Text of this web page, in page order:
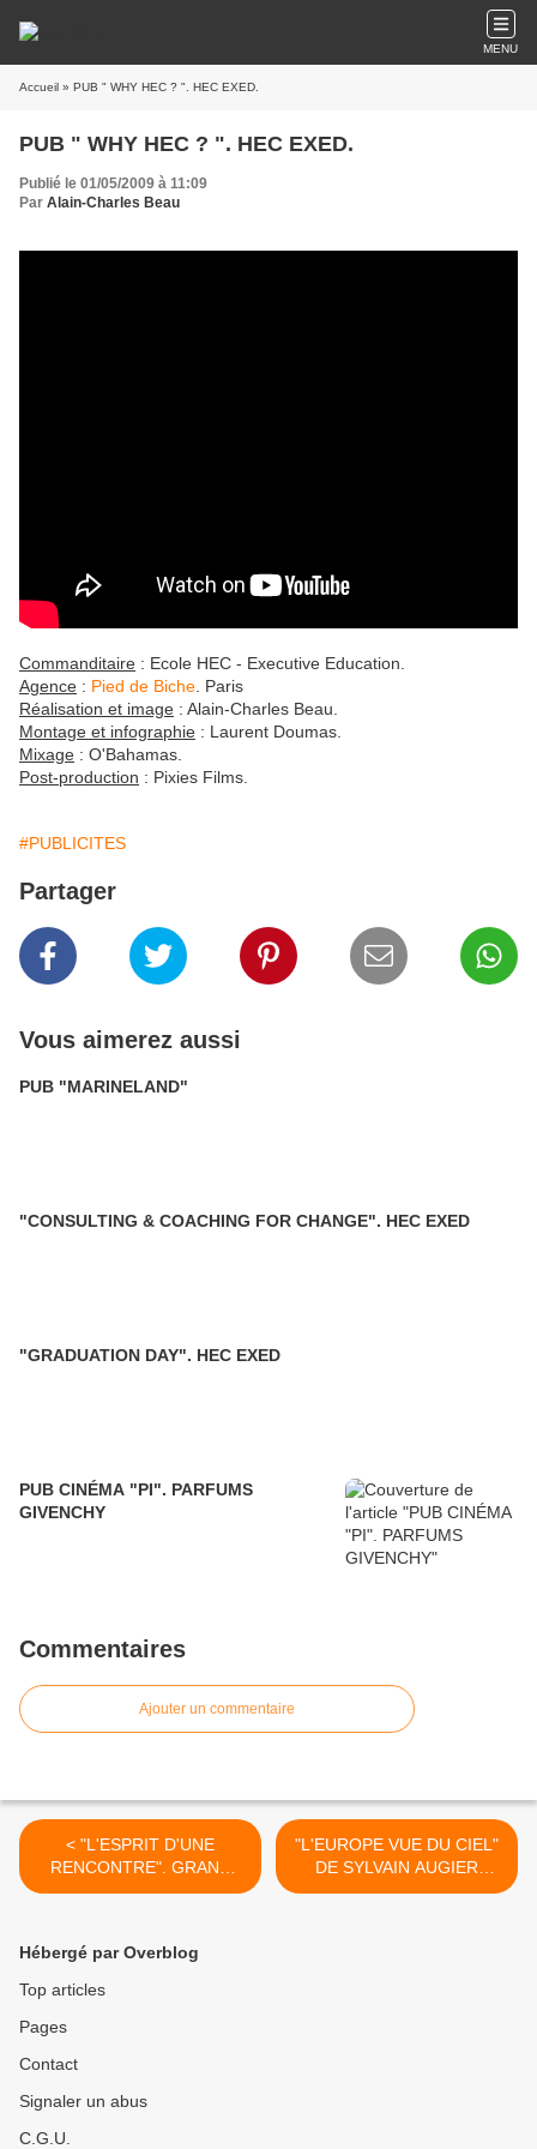
MENU
Accueil » PUB " WHY HEC ? ". HEC EXED.
PUB " WHY HEC ? ". HEC EXED.
Publié le 01/05/2009 à 11:09
Par Alain-Charles Beau
Commanditaire : Ecole HEC - Executive Education.
Agence : Pied de Biche . Paris
Réalisation et image : Alain-Charles Beau.
Montage et infographie : Laurent Doumas.
Mixage : O'Bahamas.
Post-production : Pixies Films.
#PUBLICITES
Partager
Vous aimerez aussi
PUB "MARINELAND"
"CONSULTING & COACHING FOR CHANGE". HEC EXED
"GRADUATION DAY". HEC EXED
PUB CINÉMA "PI". PARFUMS
GIVENCHY
Commentaires
Ajouter un commentaire
< "L'ESPRIT D'UNE
RENCONTRE". GRAND
MARNIER
"L'EUROPE VUE DU CIEL"
DE SYLVAIN AUGIER
(EXTRAIT) >
Hébergé par Overblog
Top articles
Pages
Contact
Signaler un abus
C.G.U.